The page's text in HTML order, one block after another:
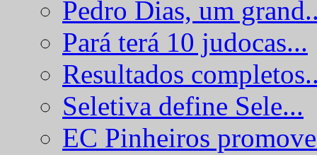
Pedro Dias, um
Pará terá 10 judocas...
Resultados
Seletiva define Sele...
EC Pinheiros